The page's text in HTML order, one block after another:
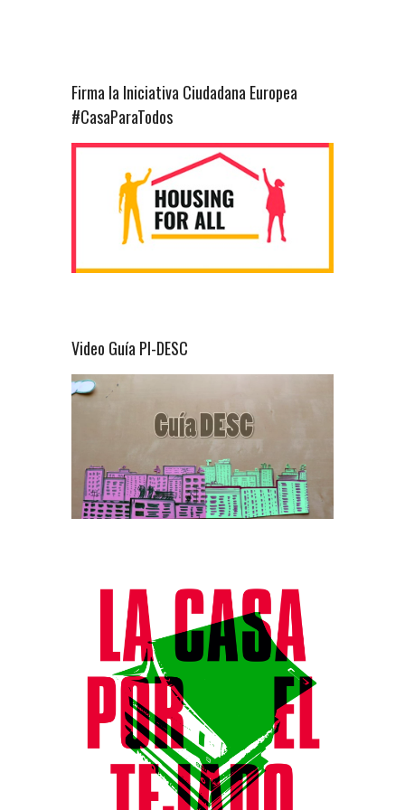
Firma la Iniciativa Ciudadana Europea
#CasaParaTodos
Video Guía PI-DESC